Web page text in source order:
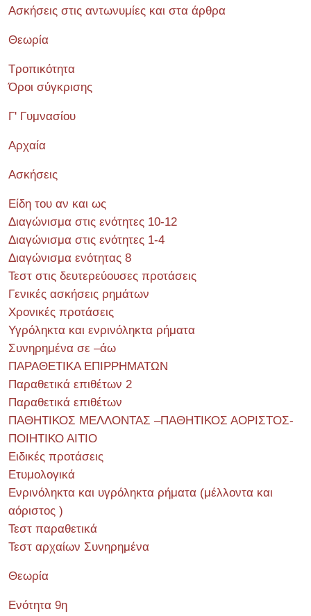
Ασκήσεις στις αντωνυμίες και στα άρθρα
Θεωρία
Τροπικότητα
Όροι σύγκρισης
Γ' Γυμνασίου
Αρχαία
Ασκήσεις
Είδη του αν και ως
Διαγώνισμα στις ενότητες 10-12
Διαγώνισμα στις ενότητες 1-4
Διαγώνισμα ενότητας 8
Τεστ στις δευτερεύουσες προτάσεις
Γενικές ασκήσεις ρημάτων
Χρονικές προτάσεις
Υγρόληκτα και ενρινόληκτα ρήματα
Συνηρημένα σε –άω
ΠΑΡΑΘΕΤΙΚΑ ΕΠΙΡΡΗΜΑΤΩΝ
Παραθετικά επιθέτων 2
Παραθετικά επιθέτων
ΠΑΘΗΤΙΚΟΣ ΜΕΛΛΟΝΤΑΣ –ΠΑΘΗΤΙΚΟΣ ΑΟΡΙΣΤΟΣ-
ΠΟΙΗΤΙΚΟ ΑΙΤΙΟ
Ειδικές προτάσεις
Ετυμολογικά
Ενρινόληκτα και υγρόληκτα ρήματα (μέλλοντα και
αόριστος )
Τεστ παραθετικά
Τεστ αρχαίων Συνηρημένα
Θεωρία
Ενότητα 9η